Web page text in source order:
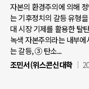
자본의 환경주의에 의해
는 기후정치의 갈등 유형
대 시장 기제를 활용한 탈
녹색 자본주의라는 내부
는 갈등, ③ 탄소...
조민서(위스콘신대학